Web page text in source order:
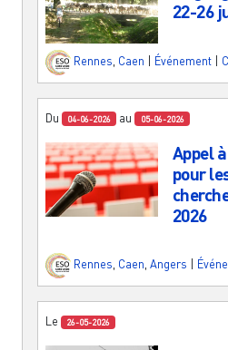
22-26
Rennes Caen Événement
Du 04-06-2026 au 05-06-2026
Appel
pour
2026
Rennes Caen Angers
Le 26-05-2026